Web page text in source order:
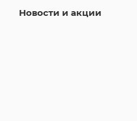
Новости и акции